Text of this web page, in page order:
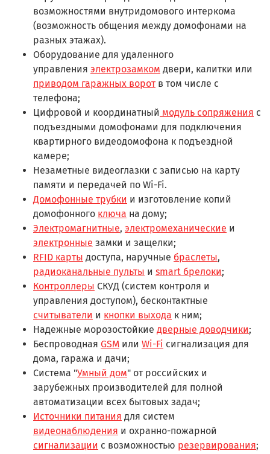
возможностями внутридомового интеркома
(возможность общения между домофонами на
разных этажах).
Оборудование для удаленного
управления электрозамком двери, калитки или
приводом гаражных воротв том числе с
телефона;
Цифровой и координатный модуль сопряжения с
подъездными домофонами для подключения
квартирного видеодомофона к подъездной
камере;
Незаметные видеоглазки с записью на карту
памяти и передачей по Wi-Fi.
Домофонные трубки и изготовление копий
домофонного ключа на дому;
Электромагнитные, электромеханические и
электронные замки и защелки;
RFID карты доступа, наручные браслеты,
радиоканальные пульты и smart брелоки;
Контроллеры СКУД (систем контроля и
управления доступом), бесконтактные
считыватели и кнопки выхода к ним;
Надежные морозостойкие дверные доводчики;
Беспроводная GSM или Wi-Fi сигнализация для
дома, гаража и дачи;
Система "Умный дом" от российских и
зарубежных производителей для полной
автоматизации всех бытовых задач;
Источники питания для систем
видеонаблюдения и охранно-пожарной
сигнализации с возможностью резервирования;